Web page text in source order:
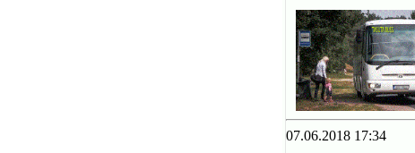
07.06.2018 17:34